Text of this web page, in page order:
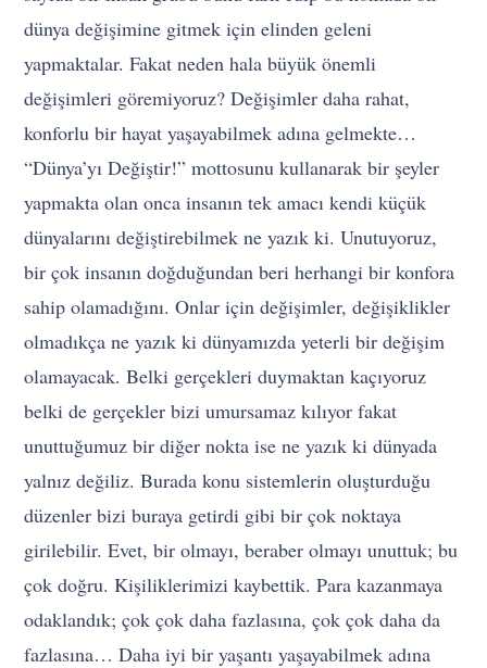
dünya değişimine gitmek için elinden geleni
yapmaktalar. Fakat neden hala büyük önemli
değişimleri göremiyoruz? Değişimler daha rahat,
konforlu bir hayat yaşayabilmek adına gelmekte…
“Dünya’yı Değiştir!” mottosunu kullanarak bir şeyler
yapmakta olan onca insanın tek amacı kendi küçük
dünyalarını değiştirebilmek ne yazık ki. Unutuyoruz,
bir çok insanın doğduğundan beri herhangi bir konfora
sahip olamadığını. Onlar için değişimler, değişiklikler
olmadıkça ne yazık ki dünyamızda yeterli bir değişim
olamayacak. Belki gerçekleri duymaktan kaçıyoruz
belki de gerçekler bizi umursamaz kılıyor fakat
unuttuğumuz bir diğer nokta ise ne yazık ki dünyada
yalnız değiliz. Burada konu sistemlerin oluşturduğu
düzenler bizi buraya getirdi gibi bir çok noktaya
girilebilir. Evet, bir olmayı, beraber olmayı unuttuk; bu
çok doğru. Kişiliklerimizi kaybettik. Para kazanmaya
odaklandık; çok çok daha fazlasına, çok çok daha da
fazlasına… Daha iyi bir yaşantı yaşayabilmek adına